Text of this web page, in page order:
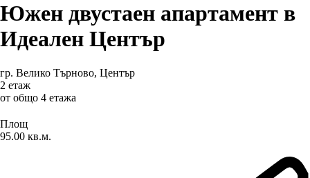
Южен двустаен апартамент в
Идеален Център
гр. Велико Търново, Център
2 етаж
от общо 4 етажа
Площ
95.00 кв.м.